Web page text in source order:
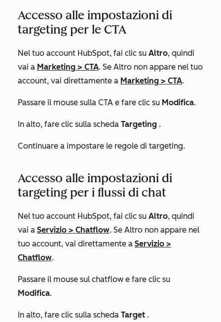
Accesso alle impostazioni di
targeting per le CTA
Nel tuo account HubSpot, fai clic su Altro, quindi
vai a Marketing > CTA. Se Altro non appare nel tuo
account, vai direttamente a Marketing > CTA.
Passare il mouse sulla CTA e fare clic su Modifica.
In alto, fare clic sulla scheda Targeting .
Continuare a impostare le regole di targeting.
Accesso alle impostazioni di
targeting per i flussi di chat
Nel tuo account HubSpot, fai clic su Altro, quindi
vai a Servizio > Chatflow. Se Altro non appare nel
tuo account, vai direttamente a Servizio >
Chatflow.
Passare il mouse sul chatflow e fare clic su
Modifica.
In alto, fare clic sulla scheda Target .